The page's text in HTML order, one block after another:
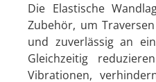
Die Elastische
Zubehör, um
und zuverlässig an
Gleichzeitig
Vibrationen,